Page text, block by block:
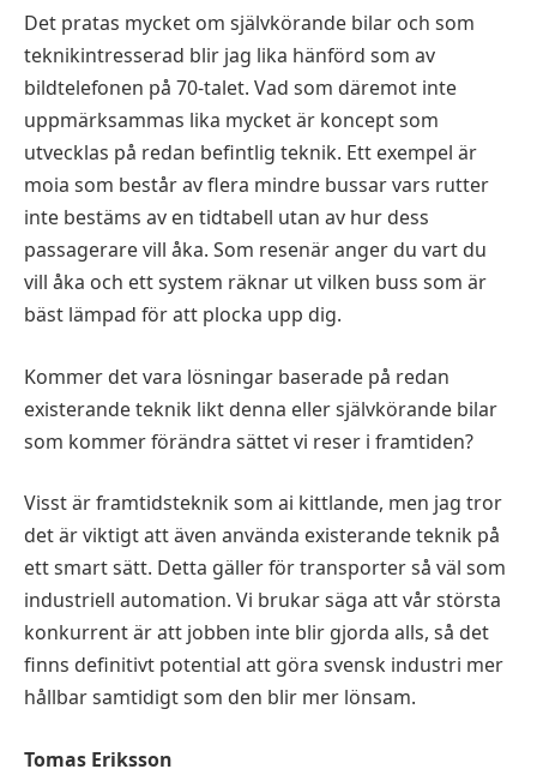
Det pratas mycket om självkörande bilar och som
teknikintresserad blir jag lika hänförd som av
bildtelefonen på 70-talet. Vad som däremot inte
uppmärksammas lika mycket är koncept som
utvecklas på redan befintlig teknik. Ett exempel är
moia som består av flera mindre bussar vars rutter
inte bestäms av en tidtabell utan av hur dess
passagerare vill åka. Som resenär anger du vart du
vill åka och ett system räknar ut vilken buss som är
bäst lämpad för att plocka upp dig.
Kommer det vara lösningar baserade på redan
existerande teknik likt denna eller självkörande bilar
som kommer förändra sättet vi reser i framtiden?
Visst är framtidsteknik som ai kittlande, men jag tror
det är viktigt att även använda existerande teknik på
ett smart sätt. Detta gäller för transporter så väl som
industriell automation. Vi brukar säga att vår största
konkurrent är att jobben inte blir gjorda alls, så det
finns definitivt potential att göra svensk industri mer
hållbar samtidigt som den blir mer lönsam.
Tomas Eriksson